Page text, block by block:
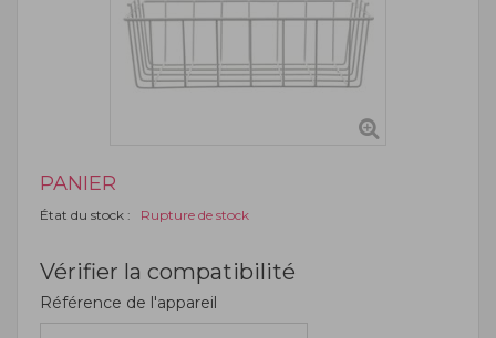
PANIER
État du stock : Rupture de stock
Vérifier la compatibilité
Référence de l'appareil